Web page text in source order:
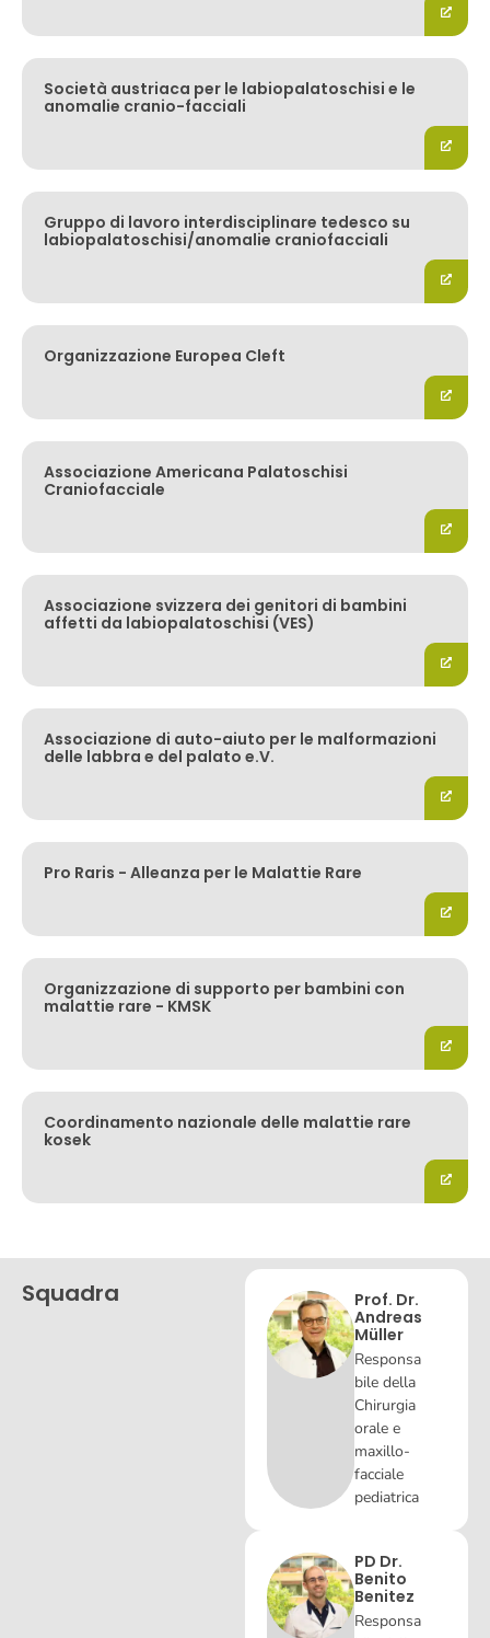
Società austriaca per le labiopalatoschisi e le
anomalie cranio-facciali
Gruppo di lavoro interdisciplinare tedesco su
labiopalatoschisi/anomalie craniofacciali
Organizzazione Europea Cleft
Associazione Americana Palatoschisi
Craniofacciale
Associazione svizzera dei genitori di bambini
affetti da labiopalatoschisi (VES)
Associazione di auto-aiuto per le malformazioni
delle labbra e del palato e.V.
Pro Raris - Alleanza per le Malattie Rare
Organizzazione di supporto per bambini con
malattie rare - KMSK
Coordinamento nazionale delle malattie rare
kosek
Squadra
Prof. Dr.
Andreas
Müller
Responsa
bile della
Chirurgia
orale e
maxillo-
facciale
pediatrica
PD Dr.
Benito
Benitez
Responsa